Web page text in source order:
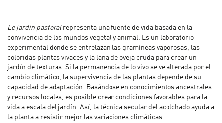
Le jardin pastoralrepresenta una fuente de vida basada en la
convivencia de los mundos vegetal y animal. Es un laboratorio
experimental donde se entrelazan las gramíneas vaporosas, las
coloridas plantas vivaces y la lana de oveja cruda para crear un
jardín de texturas. Si la permanencia de lo vivo se ve alterada por el
cambio climático, la supervivencia de las plantas depende de su
capacidad de adaptación. Basándose en conocimientos ancestrales
y recursos locales, es posible crear condiciones favorables para la
vida a escala del jardín. Así, la técnica secular del acolchado ayuda a
la planta a resistir mejor las variaciones climáticas.